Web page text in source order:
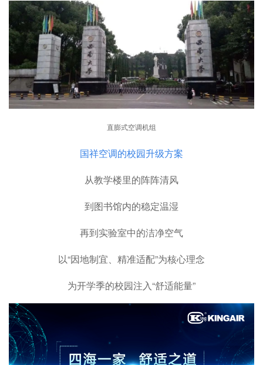
直膨式空调机组
国祥空调的校园升级方案
从教学楼里的阵阵清风
到图书馆内的稳定温湿
再到实验室中的洁净空气
以“因地制宜、精准适配”为核心理念
为开学季的校园注入“舒适能量”